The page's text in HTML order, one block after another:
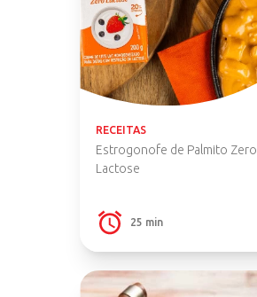
RECEITAS
Estrogonofe de Palmito Zero
Lactose
25 min